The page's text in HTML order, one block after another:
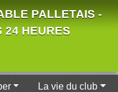
PALLETAIS -
24 HEURES
La vie du club